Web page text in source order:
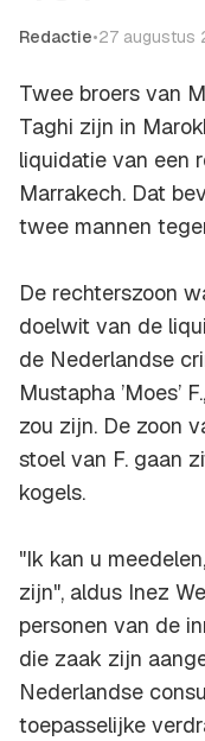
Redactie•27 augustus
Twee broers van
Taghi zijn in
liquidatie van een
Marrakech. Dat
twee mannen
De rechterszoon
doelwit van de
de Nederlandse
Mustapha ’Moes’
zou zijn. De zoon
stoel van F. gaan
kogels.
"Ik kan u
zijn", aldus Inez
personen van de
die zaak zijn
Nederlandse
toepasselijke